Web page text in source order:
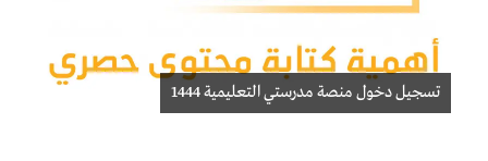
تسجيل دخول منصة مدرستي التعليمية 1444